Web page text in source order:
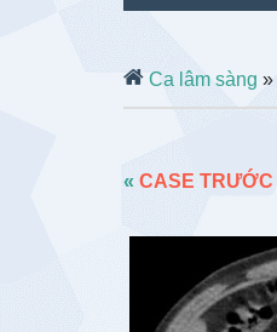
Ca lâm sàng »
« CASE TRƯỚC